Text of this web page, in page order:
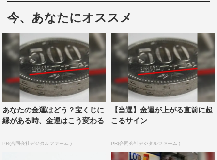
今、あなたにオススメ
あなたの金運はどう？宝くじに
縁がある時、金運はこう変わる
PR(合同会社デジタルファーム )
【当選】金運が上がる直前に起
こるサイン
PR(合同会社デジタルファーム )